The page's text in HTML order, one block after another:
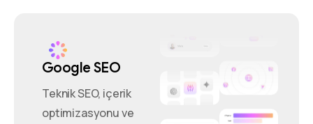
Google SEO
Teknik SEO, içerik
optimizasyonu ve